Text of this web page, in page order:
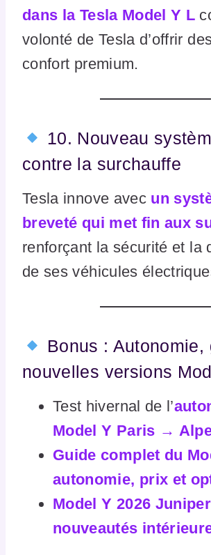
dans la Tesla Model Y L
volonté de Tesla d’offrir
confort premium.
10. Nouveau
contre la surchauffe
Tesla innove avec un
breveté qui met fin aux
renforçant la sécurité et la
de ses véhicules
Bonus : Autonomie,
nouvelles versions
Test hivernal de l’
Model Y Paris →
Guide complet du
autonomie, prix et
Model Y 2026
nouveautés